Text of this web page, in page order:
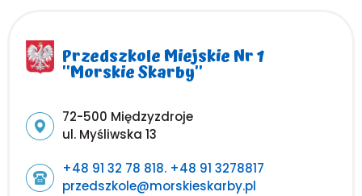
Przedszkole Miejskie Nr 1
''Morskie Skarby''
Adres pocztowy:
72-500 Międzyzdroje
ul. Myśliwska 13
+48 91 32 78 818. +48 91 3278817
przedszkole@morskieskarby.pl